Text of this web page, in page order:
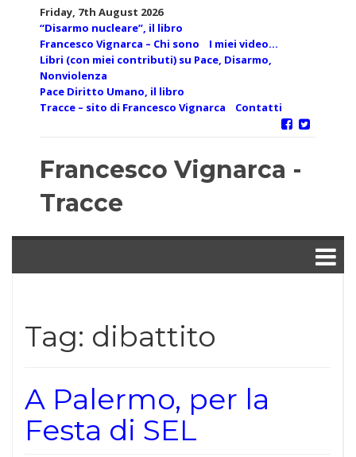
Friday, 7th August 2026
“Disarmo nucleare”, il libro
Francesco Vignarca – Chi sono
I miei video…
Libri (con miei contributi) su Pace, Disarmo,
Nonviolenza
Pace Diritto Umano, il libro
Tracce – sito di Francesco Vignarca
Contatti
Francesco Vignarca -
Tracce
Tag: dibattito
A Palermo, per la
Festa di SEL